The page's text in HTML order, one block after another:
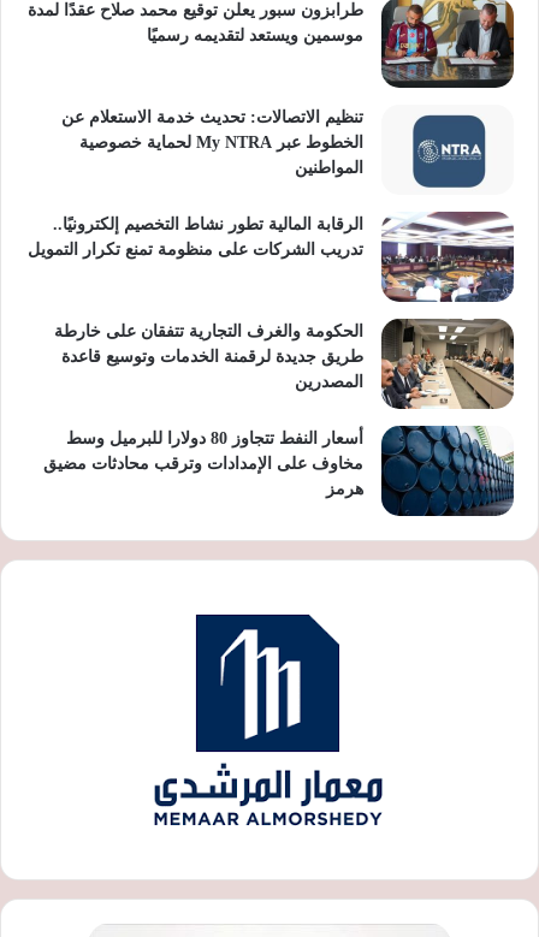
طرابزون سبور يعلن توقيع محمد صلاح عقدًا لمدة
موسمين ويستعد لتقديمه رسميًا
تنظيم الاتصالات: تحديث خدمة الاستعلام عن
الخطوط عبر My NTRA لحماية خصوصية
المواطنين
الرقابة المالية تطور نشاط التخصيم إلكترونيًا..
تدريب الشركات على منظومة تمنع تكرار التمويل
الحكومة والغرف التجارية تتفقان على خارطة
طريق جديدة لرقمنة الخدمات وتوسيع قاعدة
المصدرين
أسعار النفط تتجاوز 80 دولارا للبرميل وسط
مخاوف على الإمدادات وترقب محادثات مضيق
هرمز